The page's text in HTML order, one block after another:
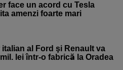
face un acord cu Tesla
amenzi foarte mari
al Ford şi Renault va
lei într-o fabrică la Oradea